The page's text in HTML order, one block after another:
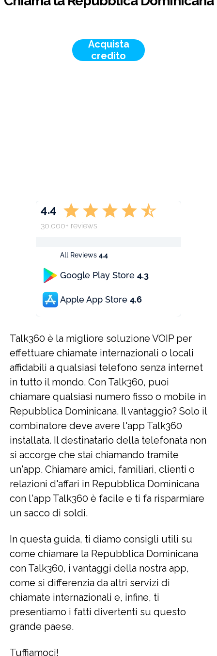
Acquista
credito
All Reviews 4.4
Google Play Store 4.3
Apple App Store 4.6
4.4
30.000+ reviews
Talk360 è la migliore soluzione VOIP per
effettuare chiamate internazionali o locali
affidabili a qualsiasi telefono senza internet
in tutto il mondo. Con Talk360, puoi
chiamare qualsiasi numero fisso o mobile in
Repubblica Dominicana. Il vantaggio? Solo il
combinatore deve avere l'app Talk360
installata. Il destinatario della telefonata non
si accorge che stai chiamando tramite
un'app. Chiamare amici, familiari, clienti o
relazioni d'affari in Repubblica Dominicana
con l'app Talk360 è facile e ti fa risparmiare
un sacco di soldi.
In questa guida, ti diamo consigli utili su
come chiamare la Repubblica Dominicana
con Talk360, i vantaggi della nostra app,
come si differenzia da altri servizi di
chiamate internazionali e, infine, ti
presentiamo i fatti divertenti su questo
grande paese.
Tuffiamoci!